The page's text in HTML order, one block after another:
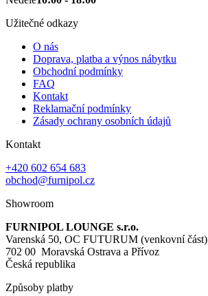
Užitečné odkazy
O nás
Doprava, platba a výnos nábytku
Obchodní podmínky
FAQ
Kontakt
Reklamační podmínky
Zásady ochrany osobních údajů
Kontakt
+420 602 654 683
obchod@furnipol.cz
Showroom
FURNIPOL LOUNGE s.r.o.
Varenská 50, OC FUTURUM (venkovní část)
702 00 Moravská Ostrava a Přívoz
Česká republika
Způsoby platby